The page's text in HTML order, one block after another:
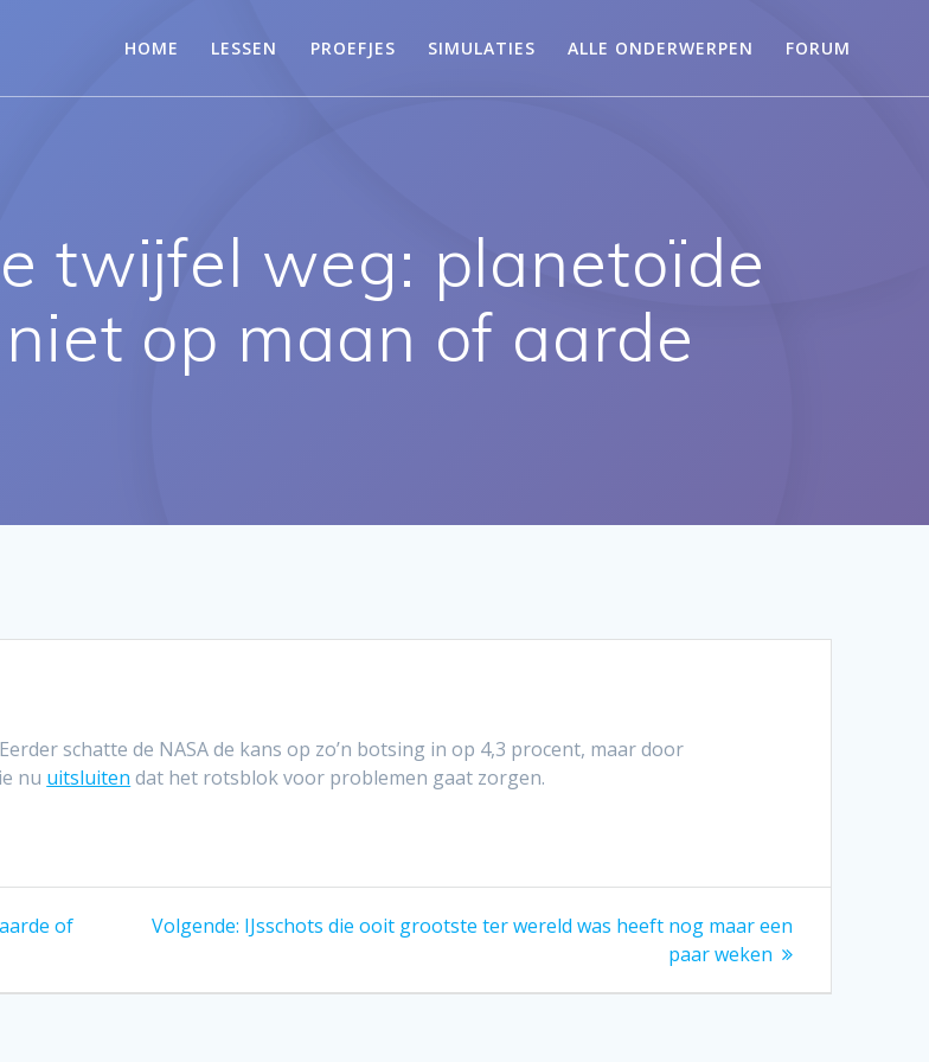
HOME LESSEN PROEFJES SIMULATIES ALLE ONDERWERPEN FORUM
twijfel weg: planetoïde
op maan of aarde
schatte de NASA de kans op zo’n botsing in op 4,3 procent, maar door
nu uitsluiten dat het rotsblok voor problemen gaat zorgen.
of
Volgende: Volgend
IJsschots die ooit grootste ter wereld was heeft nog maar een
paar weken